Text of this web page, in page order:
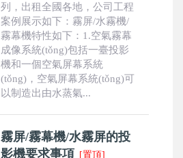
列，出租全國各地，公司工程
案例展示如下：霧屏/水霧機/
霧幕機特性如下：1.空氣霧幕
成像系統(tǒng)包括一臺投影
機和一個空氣屏幕系統
(tǒng)，空氣屏幕系統(tǒng)可
以制造出由水蒸氣...
霧屏/霧幕機/水霧屏的投
影機要求事項 [置頂]